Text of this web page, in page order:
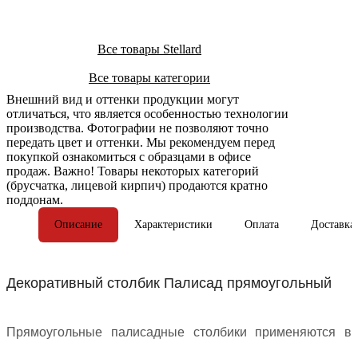
Все товары Stellard
Все товары категории
Внешний вид и оттенки продукции могут
отличаться, что является особенностью технологии
производства. Фотографии не позволяют точно
передать цвет и оттенки. Мы рекомендуем перед
покупкой ознакомиться с образцами в офисе
продаж. Важно! Товары некоторых категорий
(брусчатка, лицевой кирпич) продаются кратно
поддонам.
Описание Характеристики Оплата Доставка
Декоративный столбик Палисад прямоугольный
Прямоугольные палисадные столбики применяются в